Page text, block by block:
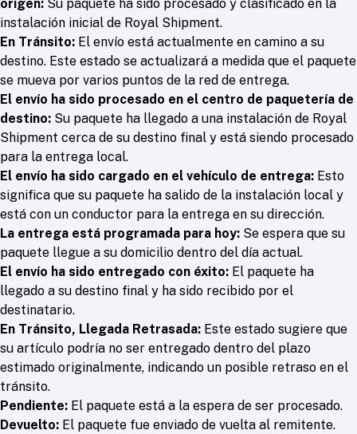
origen: Su paquete ha sido procesado y clasificado en la
instalación inicial de Royal Shipment.
En Tránsito: El envío está actualmente en camino a su
destino. Este estado se actualizará a medida que el paquete
se mueva por varios puntos de la red de entrega.
El envío ha sido procesado en el centro de paquetería de
destino: Su paquete ha llegado a una instalación de Royal
Shipment cerca de su destino final y está siendo procesado
para la entrega local.
El envío ha sido cargado en el vehículo de entrega: Esto
significa que su paquete ha salido de la instalación local y
está con un conductor para la entrega en su dirección.
La entrega está programada para hoy: Se espera que su
paquete llegue a su domicilio dentro del día actual.
El envío ha sido entregado con éxito: El paquete ha
llegado a su destino final y ha sido recibido por el
destinatario.
En Tránsito, Llegada Retrasada: Este estado sugiere que
su artículo podría no ser entregado dentro del plazo
estimado originalmente, indicando un posible retraso en el
tránsito.
Pendiente: El paquete está a la espera de ser procesado.
Devuelto: El paquete fue enviado de vuelta al remitente.